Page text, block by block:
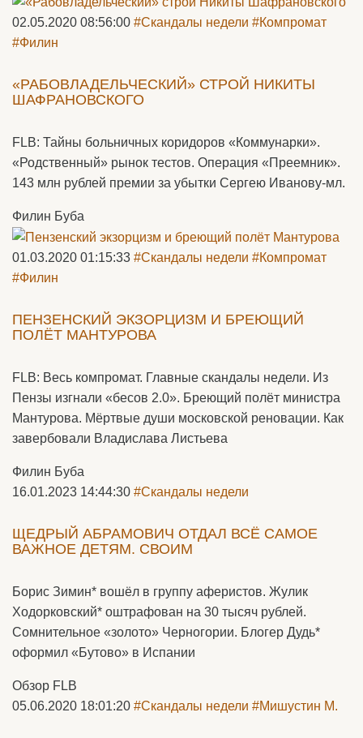
02.05.2020 08:56:00 #Скандалы недели #Компромат
#Филин
«РАБОВЛАДЕЛЬЧЕСКИЙ» СТРОЙ НИКИТЫ
ШАФРАНОВСКОГО
FLB: Тайны больничных коридоров «Коммунарки».
«Родственный» рынок тестов. Операция «Преемник».
143 млн рублей премии за убытки Сергею Иванову-мл.
Филин Буба
01.03.2020 01:15:33 #Скандалы недели #Компромат
#Филин
ПЕНЗЕНСКИЙ ЭКЗОРЦИЗМ И БРЕЮЩИЙ
ПОЛЁТ МАНТУРОВА
FLB: Весь компромат. Главные скандалы недели. Из
Пензы изгнали «бесов 2.0». Бреющий полёт министра
Мантурова. Мёртвые души московской реновации. Как
завербовали Владислава Листьева
Филин Буба
16.01.2023 14:44:30 #Скандалы недели
ЩЕДРЫЙ АБРАМОВИЧ ОТДАЛ ВСЁ САМОЕ
ВАЖНОЕ ДЕТЯМ. СВОИМ
Борис Зимин* вошёл в группу аферистов. Жулик
Ходорковский* оштрафован на 30 тысяч рублей.
Сомнительное «золото» Черногории. Блогер Дудь*
оформил «Бутово» в Испании
Обзор FLB
05.06.2020 18:01:20 #Скандалы недели #Мишустин М.